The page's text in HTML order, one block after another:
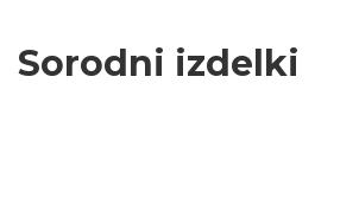
Sorodni izdelki